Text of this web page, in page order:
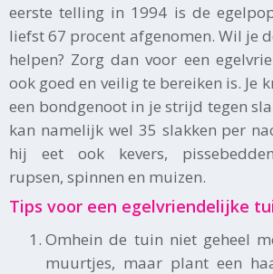
eerste telling in 1994 is de
liefst 67 procent afgenomen. Wil je
helpen? Zorg dan voor een
ook goed en veilig te bereiken is. Je
een bondgenoot in je strijd tegen
kan namelijk wel 35 slakken per
hij eet ook kevers,
rupsen, spinnen en muizen.
Tips voor een egelvriendelijke
Omhein de tuin niet geheel
muurtjes, maar plant een